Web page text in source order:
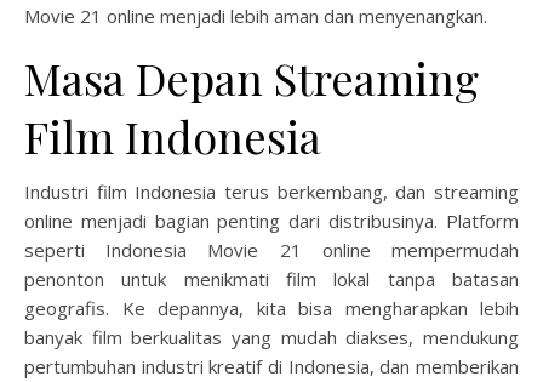
Movie 21 online menjadi lebih aman dan menyenangkan.
Masa Depan Streaming
Film Indonesia
Industri film Indonesia terus berkembang, dan streaming
online menjadi bagian penting dari distribusinya. Platform
seperti Indonesia Movie 21 online mempermudah
penonton untuk menikmati film lokal tanpa batasan
geografis. Ke depannya, kita bisa mengharapkan lebih
banyak film berkualitas yang mudah diakses, mendukung
pertumbuhan industri kreatif di Indonesia, dan memberikan